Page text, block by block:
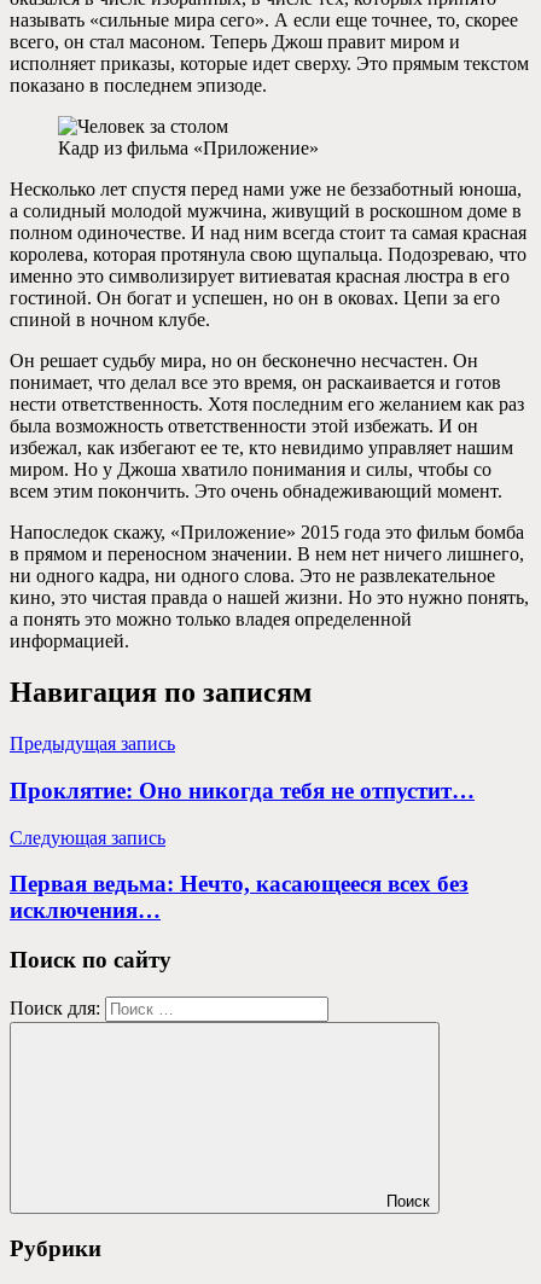
называть «сильные мира сего». А если еще точнее, то, скорее
всего, он стал масоном. Теперь Джош правит миром и
исполняет приказы, которые идет сверху. Это прямым текстом
показано в последнем эпизоде.
Кадр из фильма «Приложение»
Несколько лет спустя перед нами уже не беззаботный юноша,
а солидный молодой мужчина, живущий в роскошном доме в
полном одиночестве. И над ним всегда стоит та самая красная
королева, которая протянула свою щупальца. Подозреваю, что
именно это символизирует витиеватая красная люстра в его
гостиной. Он богат и успешен, но он в оковах. Цепи за его
спиной в ночном клубе.
Он решает судьбу мира, но он бесконечно несчастен. Он
понимает, что делал все это время, он раскаивается и готов
нести ответственность. Хотя последним его желанием как раз
была возможность ответственности этой избежать. И он
избежал, как избегают ее те, кто невидимо управляет нашим
миром. Но у Джоша хватило понимания и силы, чтобы со
всем этим покончить. Это очень обнадеживающий момент.
Напоследок скажу, «Приложение» 2015 года это фильм бомба
в прямом и переносном значении. В нем нет ничего лишнего,
ни одного кадра, ни одного слова. Это не развлекательное
кино, это чистая правда о нашей жизни. Но это нужно понять,
а понять это можно только владея определенной
информацией.
Навигация по записям
Предыдущая запись
Проклятие: Оно никогда тебя не отпустит…
Следующая запись
Первая ведьма: Нечто, касающееся всех без
исключения…
Поиск по сайту
Поиск для:
Поиск
Рубрики